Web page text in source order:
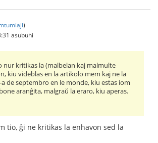
)
asubuhi
nur kritikas la (malbelan kaj malmulte
kiu videblas en la artikolo mem kaj ne la
de septembro en le monde, kiu estas iom
aranĝita, malgraŭ la eraro, kiu aperas.
tio, ĝi ne kritikas la enhavon sed la